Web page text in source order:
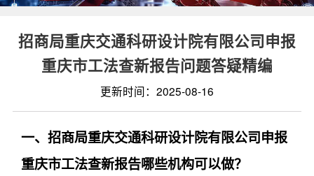
招商局重庆交通科研设计院有限公司申报
重庆市工法查新报告问题答疑精编
更新时间：2025-08-16
一、招商局重庆交通科研设计院有限公司申报
重庆市工法查新报告哪些机构可以做？